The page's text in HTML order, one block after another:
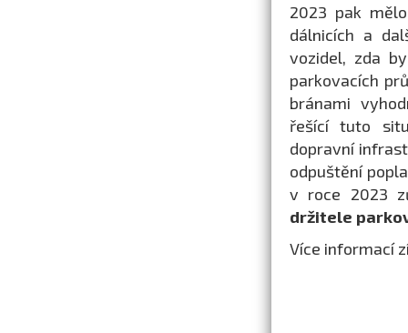
2023 pak
dálnicích a
vozidel, zda
parkovacích
bránami
řešící tuto
dopravní
odpuštění
v roce 2023
držitele
Více informací